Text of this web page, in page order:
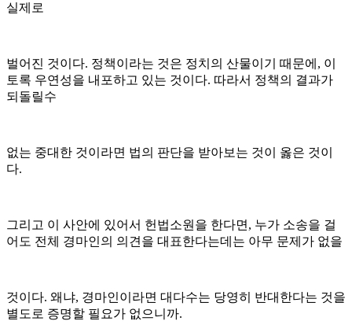
실제로
벌어진 것이다. 정책이라는 것은 정치의 산물이기 때문에, 이
토록 우연성을 내포하고 있는 것이다. 따라서 정책의 결과가
되돌릴수
없는 중대한 것이라면 법의 판단을 받아보는 것이 옳은 것이
다.
그리고 이 사안에 있어서 헌법소원을 한다면, 누가 소송을 걸
어도 전체 경마인의 의견을 대표한다는데는 아무 문제가 없을
것이다. 왜냐, 경마인이라면 대다수는 당영히 반대한다는 것을
별도로 증명할 필요가 없으니까.